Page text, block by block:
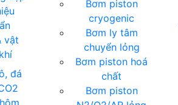
vật
đá
Bơm piston
cryogenic
Bơm ly tâm
chuyển lỏng
Bơm piston hoá
chất
Bơm piston